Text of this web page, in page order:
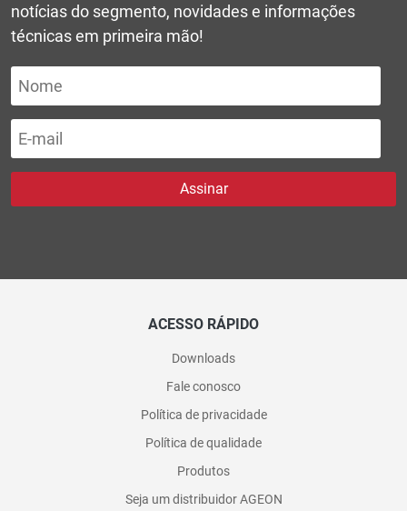
notícias do segmento, novidades e informações
técnicas em primeira mão!
ACESSO RÁPIDO
Downloads
Fale conosco
Política de privacidade
Política de qualidade
Produtos
Seja um distribuidor AGEON